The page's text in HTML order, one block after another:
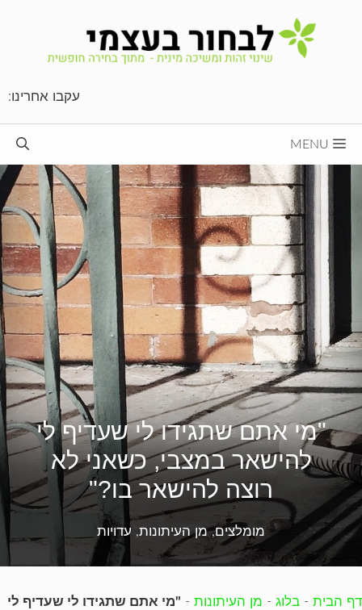
עקבו אחרינו:
MENU
"מי אתם שתגידו לי שעדיף לי
להישאר במצבי, כשאני לא
רוצה להישאר בו?"
מומלצים,מן העיתונות, עדויות
דף הבית - בלוג - מן העיתונות - "מי אתם שתגידו לי שעדיף לי